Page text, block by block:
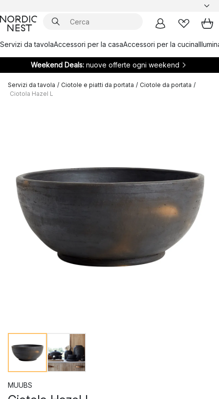
Servizi da tavolaAccessori per la casaAccessori per la cucina
Weekend Deals: nuove offerte ogni weekend
Servizi da tavola / Ciotole e piatti da portata / Ciotole da portata /
Ciotola Hazel L
MUUBS